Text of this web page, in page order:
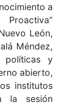
a
León,
Méndez,
políticas y
abierto,
institutos
la sesión